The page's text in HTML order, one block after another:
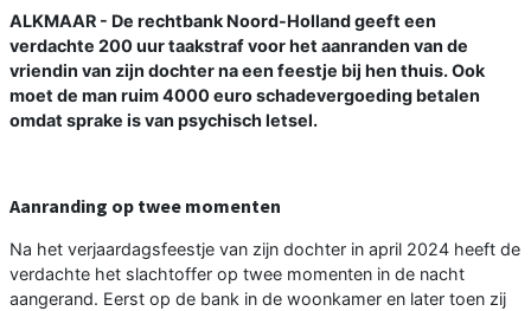
ALKMAAR - De rechtbank Noord-Holland geeft een
verdachte 200 uur taakstraf voor het aanranden van de
vriendin van zijn dochter na een feestje bij hen thuis. Ook
moet de man ruim 4000 euro schadevergoeding betalen
omdat sprake is van psychisch letsel.
Aanranding op twee momenten
Na het verjaardagsfeestje van zijn dochter in april 2024 heeft de
verdachte het slachtoffer op twee momenten in de nacht
aangerand. Eerst op de bank in de woonkamer en later toen zij